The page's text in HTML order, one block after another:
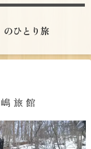
ひとり旅
旅館